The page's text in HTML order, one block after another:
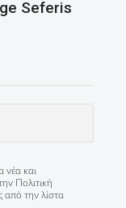
Seferis
νέα και
Πολιτική
από την λίστα